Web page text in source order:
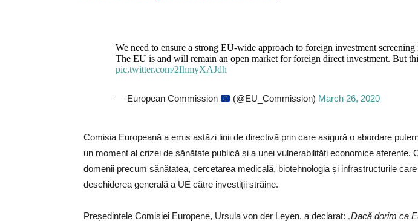
We need to ensure a strong EU-wide approach to foreign investment
The EU is and will remain an open market for foreign direct investment. But
pic.twitter.com/2IhmyXAJdh
— European Commission (@EU_Commission) March 26, 2020
Comisia Europeană a emis astăzi linii de directivă prin care asigură o abordare
un moment al crizei de sănătate publică și a unei vulnerabilități economice
domenii precum sănătatea, cercetarea medicală, biotehnologia și infrastructurile
deschiderea generală a UE către investiții străine.
Președintele Comisiei Europene, Ursula von der Leyen, a declarat: „Dacă dorim ca